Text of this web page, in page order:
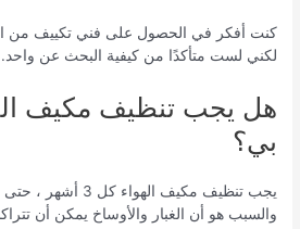
كنت أفكر في الحصول على فني تكييف من
لكني لست متأكدًا من كيفية البحث عن
هل يجب تنظيف مكيف
بي؟
يجب تنظيف مكيف
والسبب هو أن الغبار والأوساخ يمكن أن